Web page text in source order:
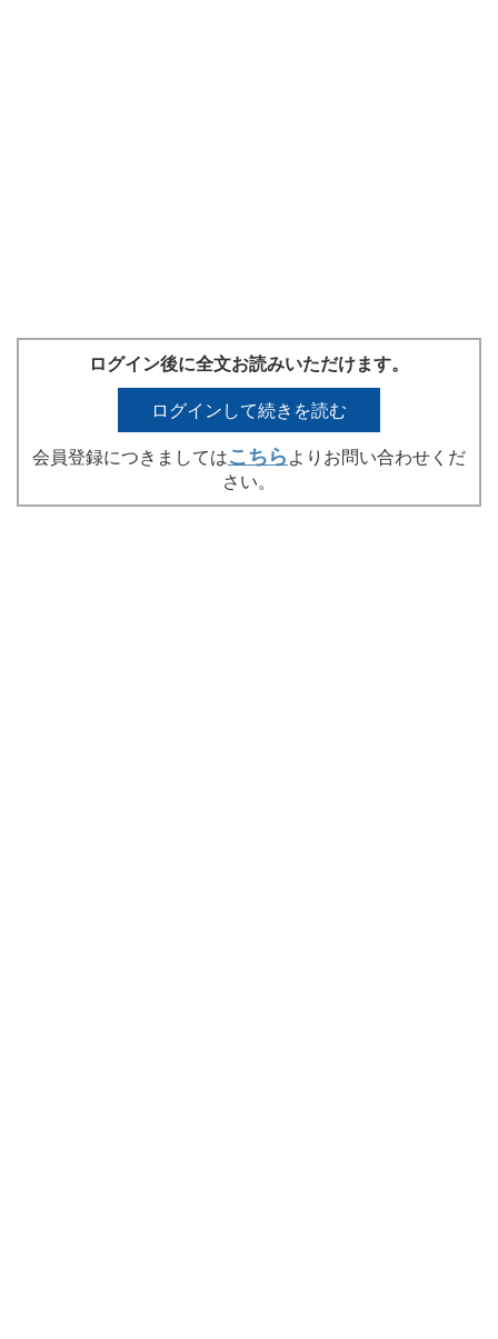
ログイン後に全文お読みいただけます。
ログインして続きを読む
会員登録につきましてはこちら よりお問い合わせくだ
さい。